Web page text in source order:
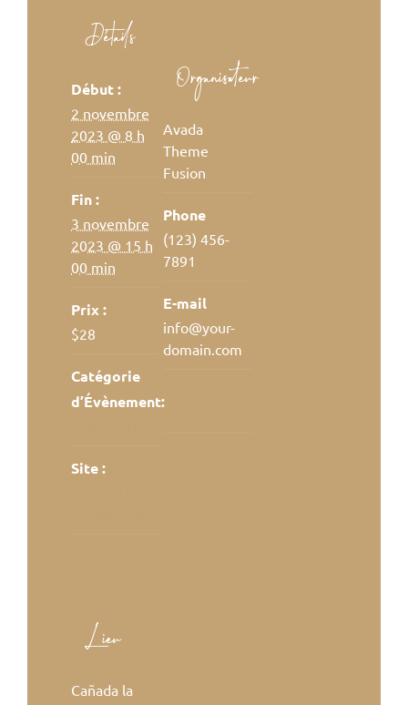
Détails
Début :
2 novembre
2023 @ 8 h
00 min
Fin :
3 novembre
2023 @ 15 h
00 min
Prix :
$28
Catégorie
d’Évènement:
Site :
Organisateur
Avada
Theme
Fusion
Phone
(123) 456-
7891
E-mail
info@your-
domain.com
Organisateur
Lieu
Cañada la